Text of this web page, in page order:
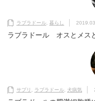
ラブラドール 暮らし
ラブラドール オスとメス
サプリ ラブラドール 犬病気